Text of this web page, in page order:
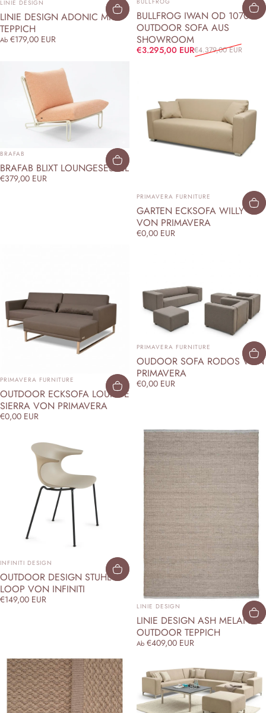
LINIE DESIGN
LINIE DESIGN ADONIC MIST
TEPPICH
Ab €179,00 EUR
BULLFROG IWAN OD 1070
OUTDOOR SOFA AUS
SHOWROOM
Verkaufspreis
€3.295,00 EUR
Normaler Preis€4.379,00 EUR
ANBIETER:
BRAFAB
BRAFAB BLIXT LOUNGESESSEL
€379,00 EUR
ANBIETER:
PRIMAVERA FURNITURE
GARTEN ECKSOFA WILLY
VON PRIMAVERA
€0,00 EUR
ANBIETER:
PRIMAVERA FURNITURE
OUTDOOR ECKSOFA LOUNGE
SIERRA VON PRIMAVERA
€0,00 EUR
ANBIETER:
PRIMAVERA FURNITURE
OUDOOR SOFA RODOS VON
PRIMAVERA
€0,00 EUR
ANBIETER:
INFINITI DESIGN
OUTDOOR DESIGN STUHL
LOOP VON INFINITI
€149,00 EUR ANBIETER:
LINIE DESIGN
LINIE DESIGN ASH MELANGE
OUTDOOR TEPPICH
Ab €409,00 EUR